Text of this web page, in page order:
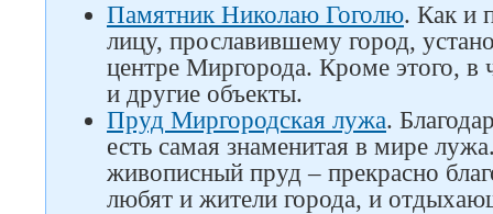
Памятник Николаю Гоголю. Как и
лицу, прославившему город,
центре Миргорода. Кроме этого, в
и другие объекты.
Пруд Миргородская лужа.
есть самая знаменитая в мире
живописный пруд – прекрасно
любят и жители города, и